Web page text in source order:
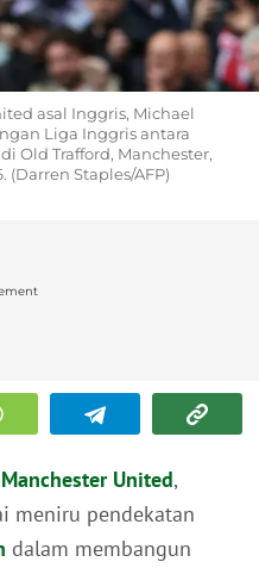
asal Inggris, Michael
Liga Inggris antara
Old Trafford, Manchester,
(Darren Staples/AFP)
Manchester United,
meniru pendekatan
dalam membangun